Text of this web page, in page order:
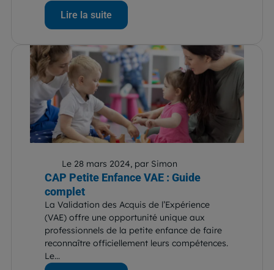
Lire la suite
Le 28 mars 2024, par Simon
CAP Petite Enfance VAE : Guide
complet
La Validation des Acquis de l’Expérience
(VAE) offre une opportunité unique aux
professionnels de la petite enfance de faire
reconnaître officiellement leurs compétences.
Le...